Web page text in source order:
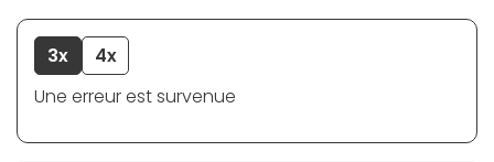
3x
4x
Une erreur est survenue